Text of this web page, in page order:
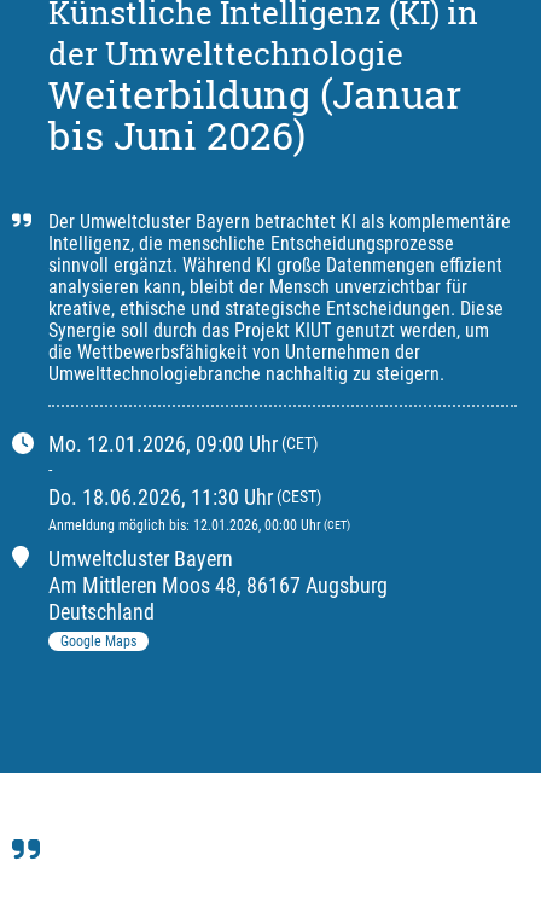
Weiterbildung (Januar
bis Juni 2026)
Künstliche Intelligenz (KI) in
der Umwelttechnologie
Mo. 12.01.2026, 09:00 Uhr (CET)
-
Do. 18.06.2026, 11:30 Uhr (CEST)
Anmeldung möglich bis: 12.01.2026, 00:00 Uhr(CET)
Umweltcluster Bayern
Am Mittleren Moos48, 86167 Augsburg
Deutschland
Google Maps
Der Umweltcluster Bayern betrachtet KI als komplementäre
Intelligenz, die menschliche Entscheidungsprozesse
sinnvoll ergänzt. Während KI große Datenmengen effizient
analysieren kann, bleibt der Mensch unverzichtbar für
kreative, ethische und strategische Entscheidungen. Diese
Synergie soll durch das Projekt KIUT genutzt werden, um
die Wettbewerbsfähigkeit von Unternehmen der
Umwelttechnologiebranche nachhaltig zu steigern.